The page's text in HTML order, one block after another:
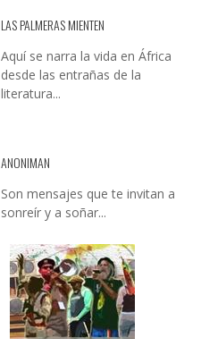
LAS PALMERAS MIENTEN
Aquí se narra la vida en África
desde las entrañas de la
literatura...
ANONIMAN
Son mensajes que te invitan a
sonreír y a soñar...